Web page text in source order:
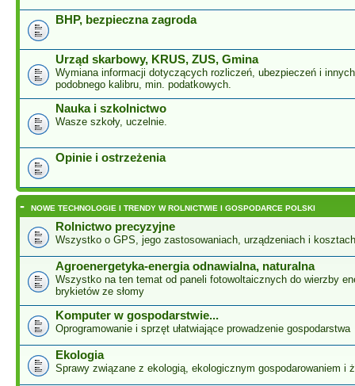
BHP, bezpieczna zagroda
Urząd skarbowy, KRUS, ZUS, Gmina
Wymiana informacji dotyczących rozliczeń, ubezpieczeń i
podobnego kalibru, min. podatkowych.
Nauka i szkolnictwo
Wasze szkoły, uczelnie.
Opinie i ostrzeżenia
- NOWE TECHNOLOGIE I TRENDY W ROLNICTWIE I GOSPODARCE POLSKI
Rolnictwo precyzyjne
Wszystko o GPS, jego zastosowaniach, urządzeniach i kosztach
Agroenergetyka-energia odnawialna, naturalna
Wszystko na ten temat od paneli fotowoltaicznych do wierzby
brykietów ze słomy
Komputer w gospodarstwie...
Oprogramowanie i sprzęt ułatwiające prowadzenie gospodarstwa
Ekologia
Sprawy związane z ekologią, ekologicznym gospodarowaniem i